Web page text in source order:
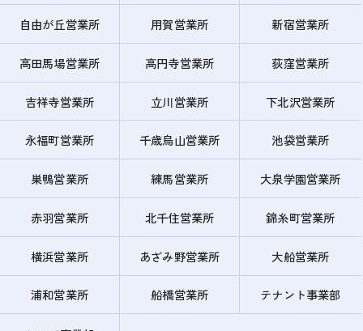
自由が丘営業所 用賀営業所 新宿営業所
高田馬場営業所 高円寺営業所 荻窪営業所
吉祥寺営業所 立川営業所 下北沢営業所
永福町営業所 千歳烏山営業所 池袋営業所
巣鴨営業所 練馬営業所 大泉学園営業所
赤羽営業所 北千住営業所 錦糸町営業所
横浜営業所 あざみ野営業所 大船営業所
浦和営業所 船橋営業所 テナント事業部